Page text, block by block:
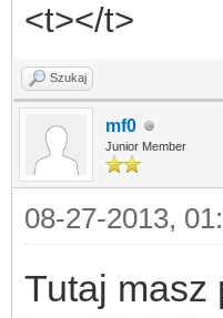
<t></t>
Szukaj
mf0
Junior Member
08-27-2013,
Tutaj masz